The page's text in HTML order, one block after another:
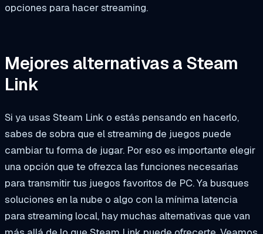
opciones para hacer streaming.
Mejores alternativas a Steam
Link
Si ya usas Steam Link o estás pensando en hacerlo,
sabes de sobra que el streaming de juegos puede
cambiar tu forma de jugar. Por eso es importante elegir
una opción que te ofrezca las funciones necesarias
para transmitir tus juegos favoritos de PC. Ya busques
soluciones en la nube o algo con la mínima latencia
para streaming local, hay muchas alternativas que van